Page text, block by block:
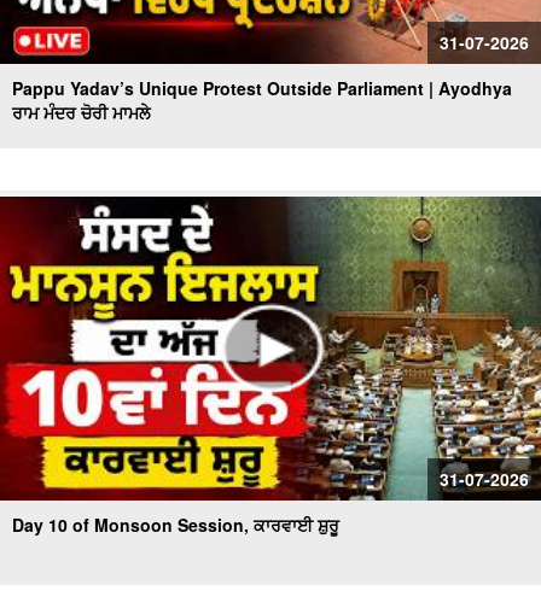
31-07-2026
Pappu Yadav’s Unique Protest Outside Parliament | Ayodhya
ਰਾਮ ਮੰਦਰ ਚੋਰੀ ਮਾਮਲੇ
31-07-2026
Day 10 of Monsoon Session, ਕਾਰਵਾਈ ਸ਼ੁਰੂ